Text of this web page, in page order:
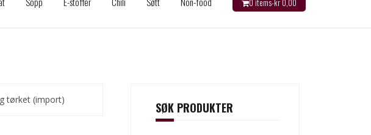
0 items-kr0,00
tørket (import)
SØK PRODUKTER